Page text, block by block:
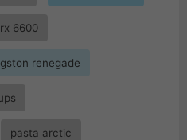
6600
renegade
pasta arctic